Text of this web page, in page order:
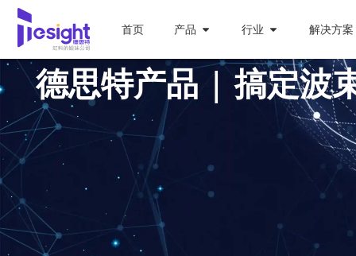
首页 产品 行业 解决方案
德思特产品 | 搞定波